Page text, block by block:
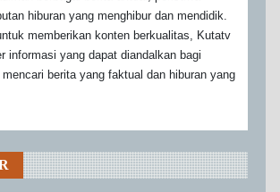
hiburan yang menghibur dan mendidik.
memberikan konten berkualitas, Kutatv
informasi yang dapat diandalkan bagi
berita yang faktual dan hiburan yang